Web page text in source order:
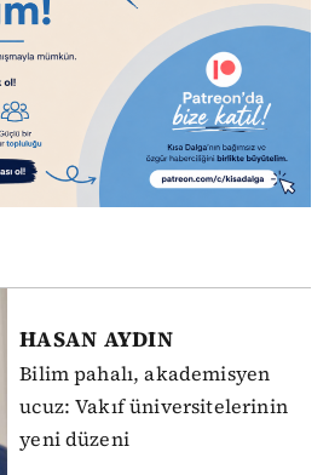
HASAN AYDIN
Bilim pahalı, akademisyen
ucuz: Vakıf üniversitelerinin
yeni düzeni